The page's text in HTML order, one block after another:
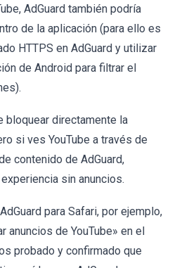
AdGuard también podría
de la aplicación (para ello es
HTTPS en AdGuard y utilizar
de Android para filtrar el
bloquear directamente la
si ves YouTube a través de
contenido de AdGuard,
sin anuncios.
para Safari, por ejemplo,
anuncios de YouTube» en el
probado y confirmado que